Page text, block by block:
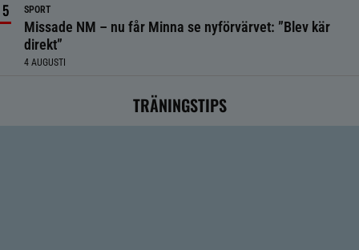
SPORT
Missade NM – nu får Minna se nyförvärvet: ”Blev kär
direkt”
4 AUGUSTI
TRÄNINGSTIPS